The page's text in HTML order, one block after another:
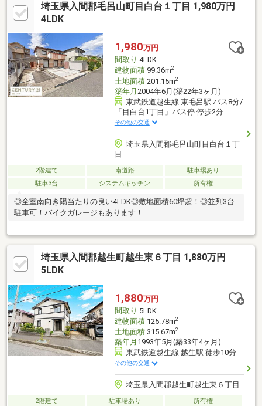
埼玉県入間郡毛呂山町目白台１丁目 1,980万円
4LDK
1,980万円
間取り 4LDK
建物面積99.36m2
土地面積201.15m2
築年月 2004年6月(築22年3ヶ月)
東武鉄道越生線 東毛呂駅 バス8分/
「目白台1丁目」バス停 停歩2分
その他の交通
埼玉県入間郡毛呂山町目白台１丁
目
2階建て 南道路
駐車場あり
駐車3台
システムキッチン 所有権
◎全室南向き陽当たりの良い4LDK◎敷地面積60坪超！◎並列3台
駐車可！バイクガレージもあります！
埼玉県入間郡越生町越生東６丁目 1,880万円
5LDK
1,880万円
間取り 5LDK
建物面積125.78m2
土地面積315.67m2
築年月 1993年5月(築33年4ヶ月)
東武鉄道越生線 越生駅 徒歩10分
その他の交通
埼玉県入間郡越生町越生東６丁目
2階建て 駐車場あり 所有権